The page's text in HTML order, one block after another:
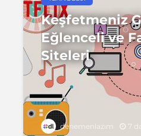
Keşfetmeniz
Eğlenceli ve
Siteleri
denemenlazım 7